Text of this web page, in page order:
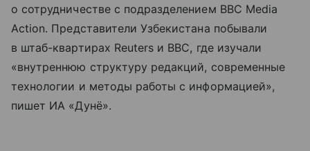
о сотрудничестве с подразделением BBC Media
Action. Представители Узбекистана побывали
в штаб-квартирах Reuters и BBC, где изучали
«внутреннюю структуру редакций, современные
технологии и методы работы с информацией»,
пишет ИА «Дунё».